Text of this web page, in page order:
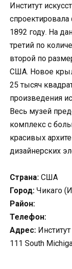
Институт
1892 году. На
третий по
второй по
США. Новое
25 тысяч
произведения
Весь музей
комплекс с
красивых
дизайнерских
Страна: США
Город: Чикаго
Район:
Телефон:
Адрес:
111 South